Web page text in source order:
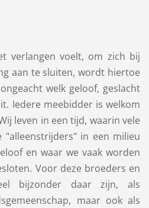
verlangen voelt, om zich bij
aan te sluiten, wordt hiertoe
welk geloof, geslacht
Iedere meebidder is welkom
leven in een tijd, waarin vele
"alleenstrijders" in een milieu
en waar we vaak worden
Voor deze broeders en
bijzonder daar zijn, als
maar ook als